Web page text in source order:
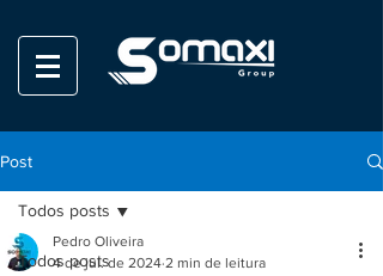
Post
Todos posts
Todos posts
Pedro Oliveira
4 de jul. de 2024 2 min de leitura